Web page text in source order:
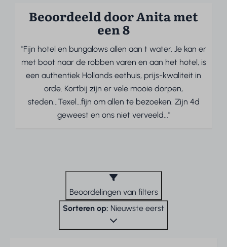
Beoordeeld door Anita met
een 8
"Fijn hotel en bungalows allen aan t water. Je kan er
met boot naar de robben varen en aan het hotel, is
een authentiek Hollands eethuis, prijs-kwaliteit in
orde. Kortbij zijn er vele mooie dorpen,
steden...Texel...fijn om allen te bezoeken. Zijn 4d
geweest en ons niet verveeld..."
Beoordelingen van filters
Sorteren op: Nieuwste eerst